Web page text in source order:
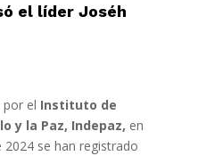
el líder Joséh
por el Instituto de
y la Paz, Indepaz, en
se han registrado